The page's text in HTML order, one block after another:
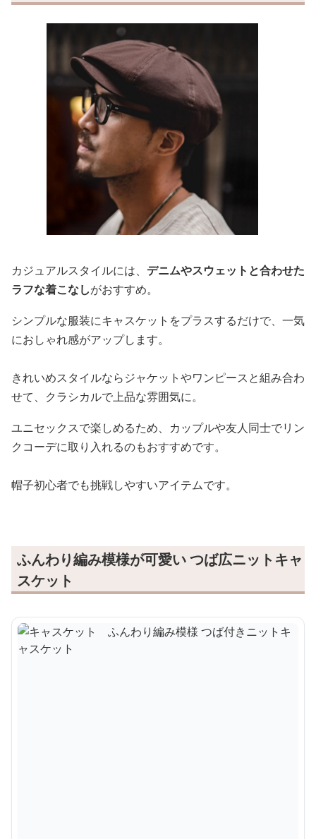
カジュアルスタイルには、 デニムやスウェットと合わせた
ラフな着こなしがおすすめ。
シンプルな服装にキャスケットをプラスするだけで、一気
におしゃれ感がアップします。
きれいめスタイルならジャケットやワンピースと組み合わ
せて、クラシカルで上品な雰囲気に。
ユニセックスで楽しめるため、カップルや友人同士でリン
クコーデに取り入れるのもおすすめです。
帽子初心者でも挑戦しやすいアイテムです。
ふんわり編み模様が可愛い つば広ニットキャ
スケット